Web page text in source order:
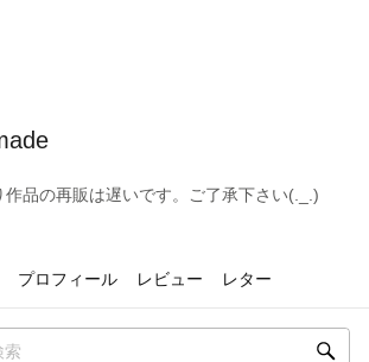
品の再販は遅いです。ご了承下さい(._.)
プロフィール レビュー レター